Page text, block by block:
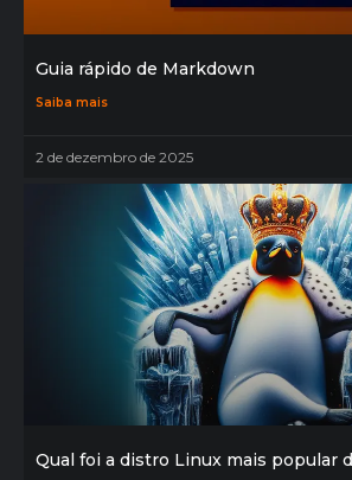
Guia rápido de Markdown
Saiba mais
2 de dezembro de 2025
Qual foi a distro Linux mais popular